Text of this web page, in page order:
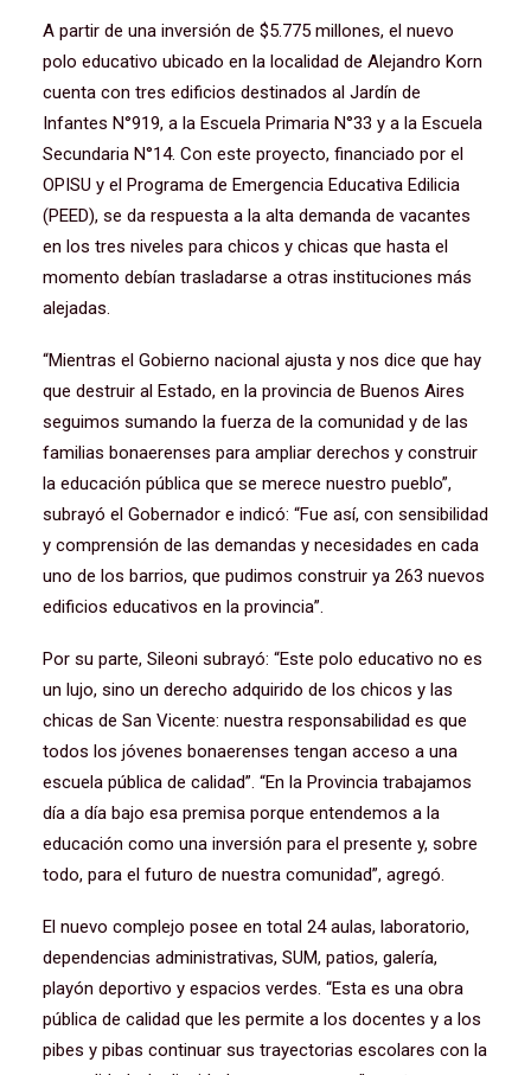
A partir de una inversión de $5.775 millones, el nuevo
polo educativo ubicado en la localidad de Alejandro Korn
cuenta con tres edificios destinados al Jardín de
Infantes N°919, a la Escuela Primaria N°33 y a la Escuela
Secundaria N°14. Con este proyecto, financiado por el
OPISU y el Programa de Emergencia Educativa Edilicia
(PEED), se da respuesta a la alta demanda de vacantes
en los tres niveles para chicos y chicas que hasta el
momento debían trasladarse a otras instituciones más
alejadas.
“Mientras el Gobierno nacional ajusta y nos dice que hay
que destruir al Estado, en la provincia de Buenos Aires
seguimos sumando la fuerza de la comunidad y de las
familias bonaerenses para ampliar derechos y construir
la educación pública que se merece nuestro pueblo”,
subrayó el Gobernador e indicó: “Fue así, con sensibilidad
y comprensión de las demandas y necesidades en cada
uno de los barrios, que pudimos construir ya 263 nuevos
edificios educativos en la provincia”.
Por su parte, Sileoni subrayó: “Este polo educativo no es
un lujo, sino un derecho adquirido de los chicos y las
chicas de San Vicente: nuestra responsabilidad es que
todos los jóvenes bonaerenses tengan acceso a una
escuela pública de calidad”. “En la Provincia trabajamos
día a día bajo esa premisa porque entendemos a la
educación como una inversión para el presente y, sobre
todo, para el futuro de nuestra comunidad”, agregó.
El nuevo complejo posee en total 24 aulas, laboratorio,
dependencias administrativas, SUM, patios, galería,
playón deportivo y espacios verdes. “Esta es una obra
pública de calidad que les permite a los docentes y a los
pibes y pibas continuar sus trayectorias escolares con la